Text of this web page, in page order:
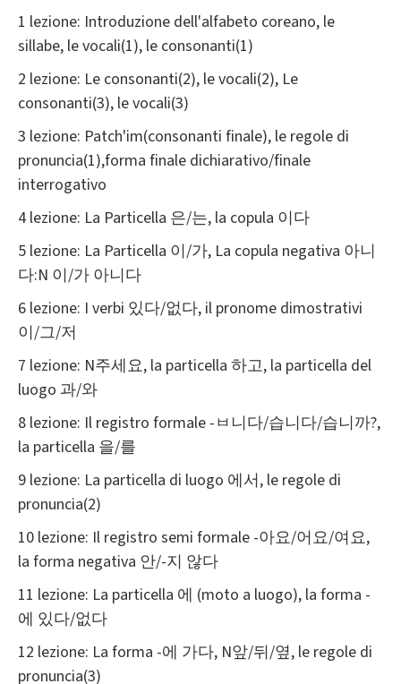
1 lezione: Introduzione dell'alfabeto coreano, le
sillabe, le vocali(1), le consonanti(1)
2 lezione: Le consonanti(2), le vocali(2), Le
consonanti(3), le vocali(3)
3 lezione: Patch'im(consonanti finale), le regole di
pronuncia(1),forma finale dichiarativo/finale
interrogativo
4 lezione: La Particella 은/는, la copula 이다
5 lezione: La Particella 이/가, La copula negativa 아니
다:N 이/가 아니다
6 lezione: I verbi 있다/없다, il pronome dimostrativi
이/그/저
7 lezione: N주세요, la particella 하고, la particella del
luogo 과/와
8 lezione: Il registro formale -ㅂ니다/습니다/습니까?,
la particella 을/를
9 lezione: La particella di luogo 에서, le regole di
pronuncia(2)
10 lezione: Il registro semi formale -아요/어요/여요,
la forma negativa 안/-지 않다
11 lezione: La particella 에 (moto a luogo), la forma -
에 있다/없다
12 lezione: La forma -에 가다, N앞/뒤/옆, le regole di
pronuncia(3)